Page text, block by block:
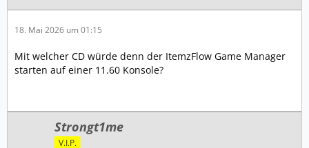
18. Mai 2026 um 01:15
Mit welcher CD würde denn der ItemzFlow Game Manager
starten auf einer 11.60 Konsole?
Strongt1me
V.I.P.